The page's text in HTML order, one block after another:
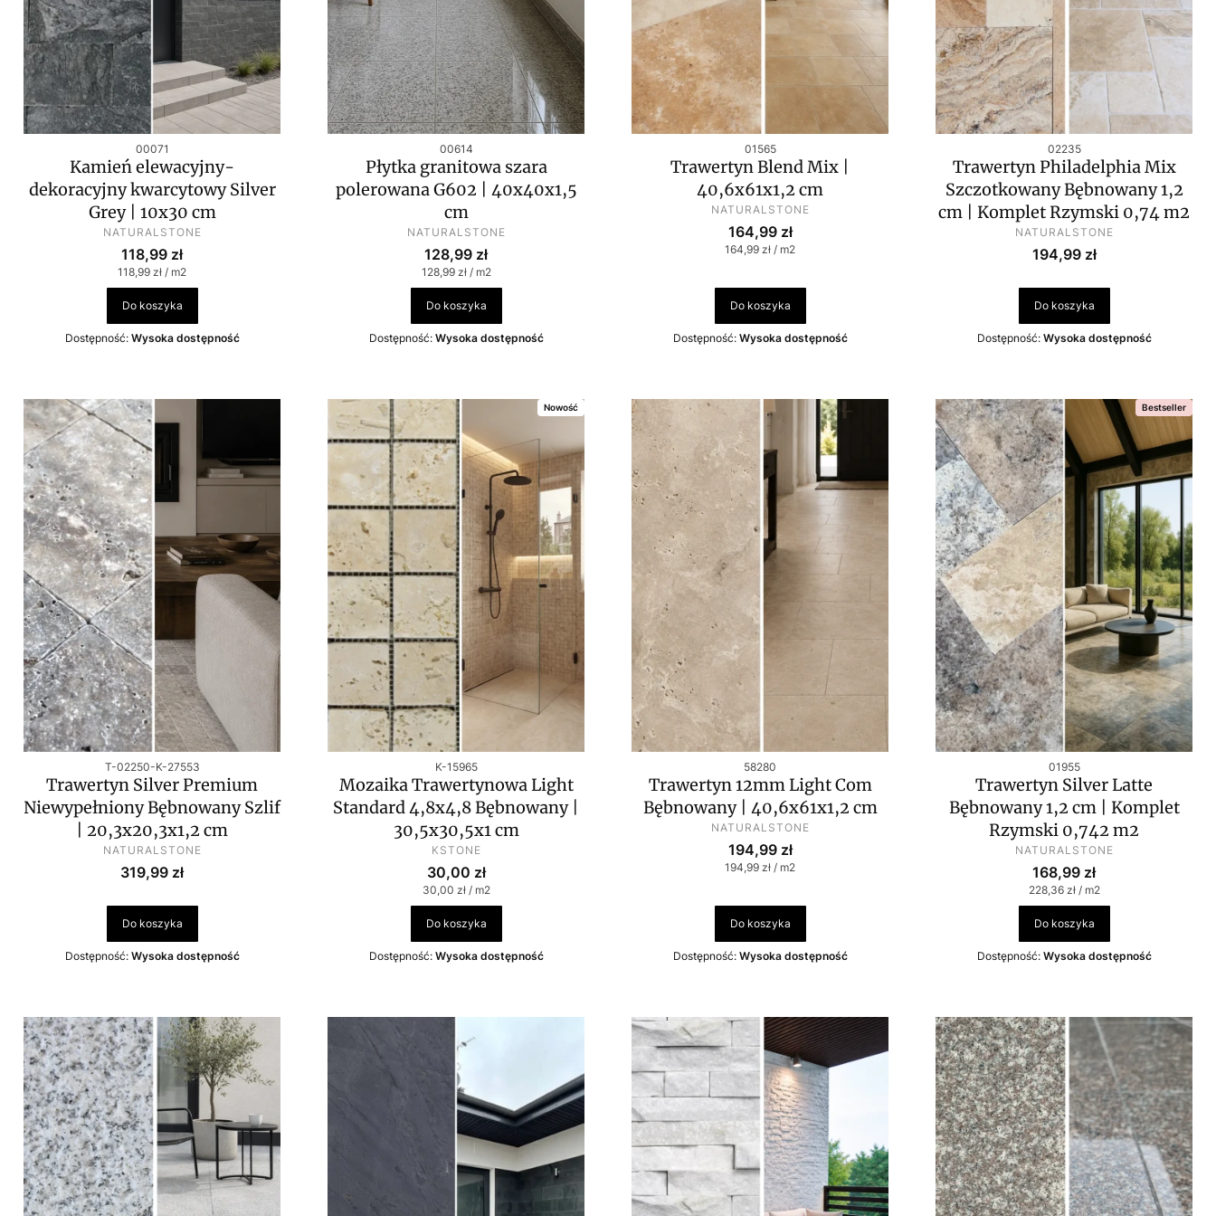
Kod produktu
00071
Kamień elewacyjny-
dekoracyjny kwarcytowy Silver
Grey | 10x30 cm
PRODUCENT
NATURALSTONE
Cena
118,99 zł
Cena jednostkowa
118,99 zł / m2
Do koszyka
Dostępność: Wysoka dostępność
Kod produktu
00614
Płytka granitowa szara
polerowana G602 | 40x40x1,5
cm
PRODUCENT
NATURALSTONE
Cena
128,99 zł
Cena jednostkowa
128,99 zł / m2
Do koszyka
Dostępność: Wysoka dostępność
Kod produktu
01565
Trawertyn Blend Mix |
40,6x61x1,2 cm
PRODUCENT
NATURALSTONE
Cena
164,99 zł
Cena jednostkowa
164,99 zł / m2
Do koszyka
Dostępność: Wysoka dostępność
Kod produktu
02235
Trawertyn Philadelphia Mix
Szczotkowany Bębnowany 1,2
cm | Komplet Rzymski 0,74 m2
PRODUCENT
NATURALSTONE
Cena
194,99 zł
Do koszyka
Dostępność: Wysoka dostępność
Kod produktu
T-02250-K-27553
Trawertyn Silver Premium
Niewypełniony Bębnowany Szlif
| 20,3x20,3x1,2 cm
PRODUCENT
NATURALSTONE
Cena
319,99 zł
Do koszyka
Dostępność: Wysoka dostępność
Nowość
Kod produktu
K-15965
Mozaika Trawertynowa Light
Standard 4,8x4,8 Bębnowany |
30,5x30,5x1 cm
PRODUCENT
KSTONE
Cena
30,00 zł
Cena jednostkowa
30,00 zł / m2
Do koszyka
Dostępność: Wysoka dostępność
Kod produktu
58280
Trawertyn 12mm Light Com
Bębnowany | 40,6x61x1,2 cm
PRODUCENT
NATURALSTONE
Cena
194,99 zł
Cena jednostkowa
194,99 zł / m2
Do koszyka
Dostępność: Wysoka dostępność
Bestseller
Kod produktu
01955
Trawertyn Silver Latte
Bębnowany 1,2 cm | Komplet
Rzymski 0,742 m2
PRODUCENT
NATURALSTONE
Cena
168,99 zł
Cena jednostkowa
228,36 zł / m2
Do koszyka
Dostępność: Wysoka dostępność